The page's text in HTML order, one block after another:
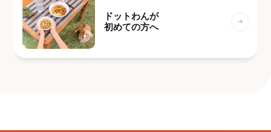
ドットわんが
初めての方へ